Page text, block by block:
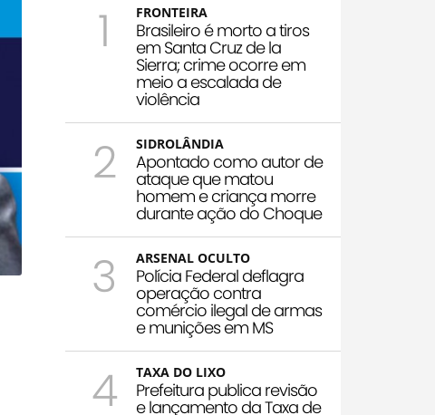
1 FRONTEIRA
Brasileiro é morto a tiros
em Santa Cruz de la
Sierra; crime ocorre em
meio a escalada de
violência
2 SIDROLÂNDIA
Apontado como autor de
ataque que matou
homem e criança morre
durante ação do Choque
3 ARSENAL OCULTO
Polícia Federal deflagra
operação contra
comércio ilegal de armas
e munições em MS
4 TAXA DO LIXO
Prefeitura publica revisão
e lançamento da Taxa de